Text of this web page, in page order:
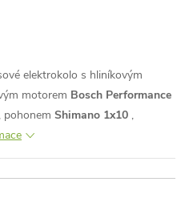
elektrokolo s hliníkovým
motorem Bosch Performance
, pohonem Shimano 1x10 ,